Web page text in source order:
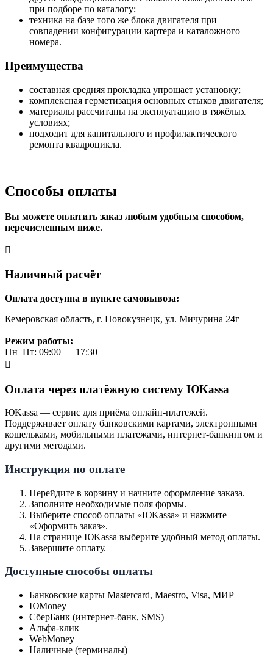
при подборе по каталогу;
техника на базе того же блока двигателя при
совпадении конфигурации картера и каталожного
номера.
Преимущества
составная средняя прокладка упрощает установку;
комплексная герметизация основных стыков двигателя;
материалы рассчитаны на эксплуатацию в тяжёлых
условиях;
подходит для капитального и профилактического
ремонта квадроцикла.
Способы оплаты
Вы можете оплатить заказ любым удобным способом,
перечисленным ниже.
Наличный расчёт
Оплата доступна в пункте самовывоза:
Кемеровская область, г. Новокузнецк, ул. Мичурина 24г
Режим работы:
Пн–Пт: 09:00 — 17:30
Оплата через платёжную систему ЮKassa
ЮKassa — сервис для приёма онлайн-платежей.
Поддерживает оплату банковскими картами, электронными
кошельками, мобильными платежами, интернет-банкингом и
другими методами.
Инструкция по оплате
Перейдите в корзину и начните оформление заказа.
Заполните необходимые поля формы.
Выберите способ оплаты «ЮKassa» и нажмите
«Оформить заказ».
На странице ЮKassa выберите удобный метод оплаты.
Завершите оплату.
Доступные способы оплаты
Банковские карты Mastercard, Maestro, Visa, МИР
ЮMoney
СберБанк (интернет-банк, SMS)
Альфа-клик
WebMoney
Наличные (терминалы)